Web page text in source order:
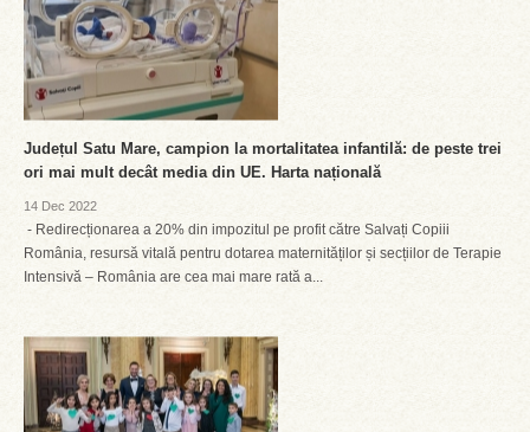
Județul Satu Mare, campion la mortalitatea infantilă: de peste trei
ori mai mult decât media din UE. Harta națională
14 Dec 2022
- Redirecționarea a 20% din impozitul pe profit către Salvați Copiii
România, resursă vitală pentru dotarea maternităților și secțiilor de Terapie
Intensivă – România are cea mai mare rată a...